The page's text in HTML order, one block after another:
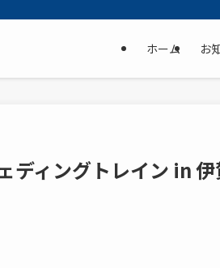
ホーム お
ディングトレイン in